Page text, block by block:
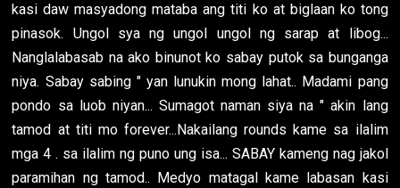
kasi daw masyadong mataba ang titi ko at biglaan ko tong
pinasok. Ungol sya ng ungol ungol ng sarap at libog...
Nanglalabasab na ako binunot ko sabay putok sa bunganga
niya. Sabay sabing " yan lunukin mong lahat.. Madami pang
pondo sa luob niyan... Sumagot naman siya na " akin lang
tamod at titi mo forever...Nakailang rounds kame sa ilalim
mga 4 . sa ilalim ng puno ung isa... SABAY kameng nag jakol
paramihan ng tamod.. Medyo matagal kame labasan kasi